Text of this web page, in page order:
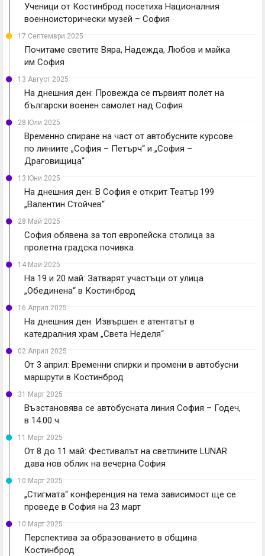
Ученици от Костинброд посетиха Националния
военноисторически музей – София
17 Септември 2025
Почитаме светите Вяра, Надежда, Любов и майка
им София
13 Август 2025
На днешния ден: Провежда се първият полет на
български военен самолет над София
28 Юли 2025
Временно спиране на част от автобусните курсове
по линиите „София – Петърч“ и „София –
Драговищица“
13 Юни 2025
На днешния ден: В София е открит Театър 199
„Валентин Стойчев“
28 Май 2025
София обявена за топ европейска столица за
пролетна градска почивка
14 Май 2025
На 19 и 20 май: Затварят участъци от улица
„Обединена“ в Костинброд
16 Април 2025
На днешния ден: Извършен е атентатът в
катедралния храм „Света Неделя“
02 Април 2025
От 3 април: Временни спирки и промени в автобусни
маршрути в Костинброд
31 Март 2025
Възстановява се автобусната линия София – Годеч,
в 14.00 ч.
11 Март 2025
От 8 до 11 май: Фестивалът на светлините LUNAR
дава нов облик на вечерна София
10 Март 2025
„Стигмата“ конференция на тема зависимост ще се
проведе в София на 23 март
10 Март 2025
Перспектива за образованието в община
Костинброд